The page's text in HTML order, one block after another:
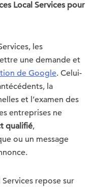
Local Services pour
les
une demande et
de Google. Celui-
la
et l’examen des
entreprises ne
qualifié,
ou un message
repose sur